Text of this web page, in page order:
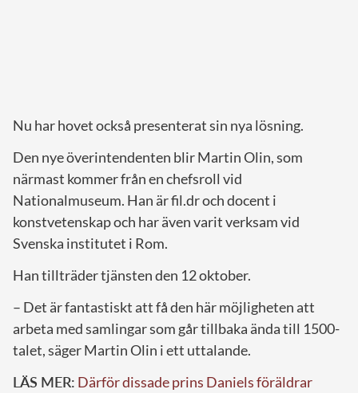
Nu har hovet också presenterat sin nya lösning.
Den nye överintendenten blir Martin Olin, som
närmast kommer från en chefsroll vid
Nationalmuseum. Han är fil.dr och docent i
konstvetenskap och har även varit verksam vid
Svenska institutet i Rom.
Han tillträder tjänsten den 12 oktober.
– Det är fantastiskt att få den här möjligheten att
arbeta med samlingar som går tillbaka ända till 1500-
talet, säger Martin Olin i ett uttalande.
LÄS MER: Därför dissade prins Daniels föräldrar